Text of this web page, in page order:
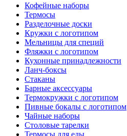
Кофейные наборы
Термосы
Разделочные доски
Кружки с логотипом
Мельницы для специй
Фляжки с логотипом
Кухонные принадлежности
Ланч-боксы
Стаканы
Барные аксессуары
Термокружки с логотипом
Пивные бокалы с логотипом
Чайные наборы
Столовые тарелки
Термосы для еды